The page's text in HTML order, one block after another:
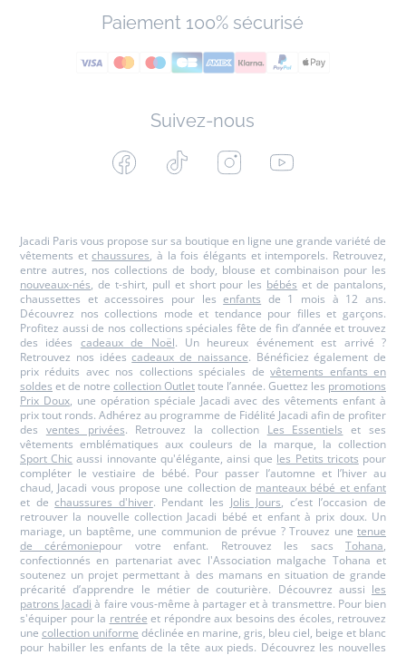
Paiement 100% sécurisé
Suivez-nous
Facebook Tiktok InstagramYoutube
Jacadi Paris vous propose sur sa boutique en ligne une grande variété de
vêtements etchaussures, à la fois élégants et intemporels. Retrouvez,
entre autres, nos collections de body, blouse et combinaison pour les
nouveaux-nés, de t-shirt, pull et short pour les bébés et de pantalons,
chaussettes et accessoires pour lesenfants de 1 mois à 12 ans.
Découvrez nos collections mode et tendance pour filles et garçons.
Profitez aussi de nos collections spéciales fête de fin d’année et trouvez
des idées cadeaux de Noël. Un heureux événement est arrivé ?
Retrouvez nos idéescadeaux de naissance. Bénéficiez également de
prix réduits avec nos collections spéciales devêtements enfants en
soldes et de notre collection Outlettoute l’année. Guettez les promotions
Prix Doux, une opération spéciale Jacadi avec des vêtements enfant à
prix tout ronds. Adhérez au programme de Fidélité Jacadi afin de profiter
des ventes privées. Retrouvez la collection Les Essentiels et ses
vêtements emblématiques aux couleurs de la marque, la collection
Sport Chic aussi innovante qu'élégante, ainsi que les Petits tricots pour
compléter le vestiaire de bébé. Pour passer l’automne et l’hiver au
chaud, Jacadi vous propose une collection de manteaux bébé et enfant
et dechaussures d'hiver. Pendant les Jolis Jours, c’est l’occasion de
retrouver la nouvelle collection Jacadi bébé et enfant à prix doux. Un
mariage, un baptême, une communion de prévue ? Trouvez une tenue
de cérémoniepour votre enfant. Retrouvez les sacsTohana,
confectionnés en partenariat avec l'Association malgache Tohana et
soutenez un projet permettant à des mamans en situation de grande
précarité d’apprendre le métier de couturière. Découvrez aussi les
patrons Jacadi à faire vous-même à partager et à transmettre. Pour bien
s'équiper pour la rentrée et répondre aux besoins des écoles, retrouvez
une collection uniforme déclinée en marine, gris, bleu ciel, beige et blanc
pour habiller les enfants de la tête aux pieds. Découvrez les nouvelles